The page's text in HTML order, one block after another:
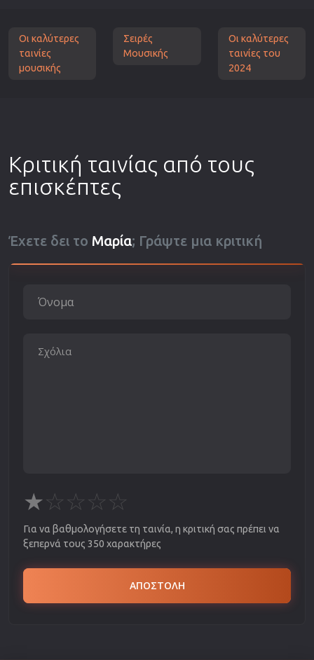
Οι καλύτερες
ταινίες
μουσικής
Σειρές
Μουσικής
Οι καλύτερες
ταινίες του
2024
Κριτική ταινίας από τους
επισκέπτες
Έχετε δει το Μαρία; Γράψτε μια κριτική
★☆☆☆☆
Για να βαθμολογήσετε τη ταινία, η κριτική σας πρέπει να
ξεπερνά τους 350 χαρακτήρες
ΑΠΟΣΤΟΛΗ